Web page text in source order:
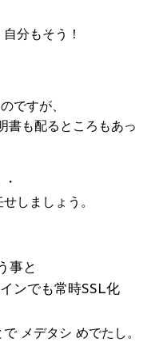
分もそう！
ですが、
書も配るところもあっ
しましょう。
事と
ンでも常時SSL化
メデタシ めでたし。